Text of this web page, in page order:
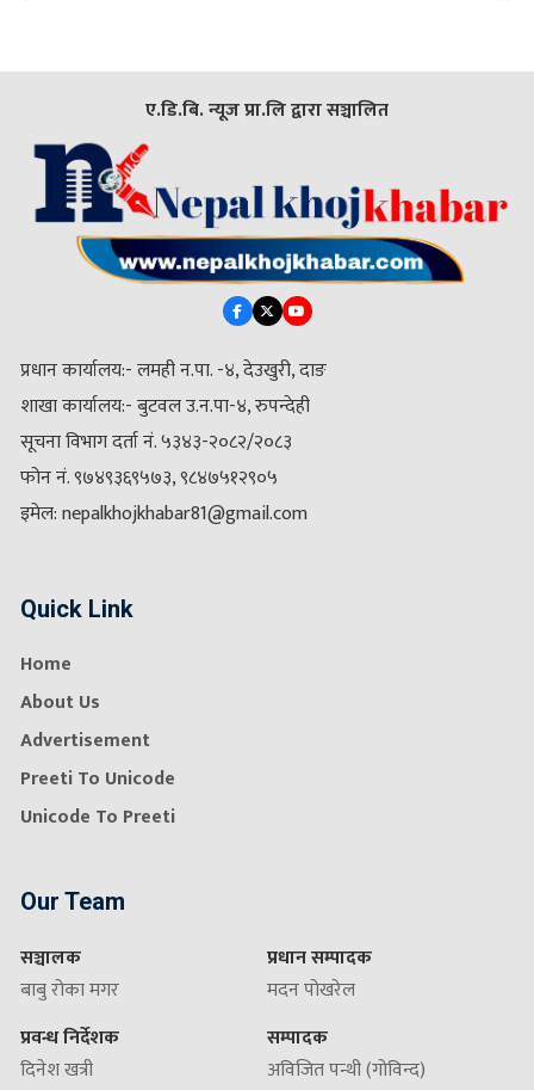
ए.डि.बि. न्यूज प्रा.लि द्वारा सञ्चालित
प्रधान कार्यालय:- लमही न.पा. -४, देउखुरी, दाङ
शाखा कार्यालय:- बुटवल उ.न.पा-४, रुपन्देही
सूचना विभाग दर्ता नं. ५३४३-२०८२/२०८३
फोन नं. ९७४९३६९५७३, ९८४७५१२९०५
इमेल: nepalkhojkhabar81@gmail.com
Quick Link
Home
About Us
Advertisement
Preeti To Unicode
Unicode To Preeti
Our Team
सञ्चालक
बाबु रोका मगर
प्रवन्ध निर्देशक
दिनेश खत्री
प्रधान सम्पादक
मदन पोखरेल
सम्पादक
अविजित पन्थी (गोविन्द)